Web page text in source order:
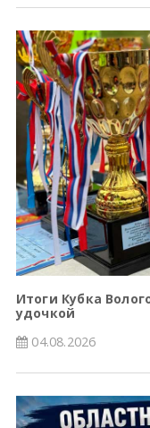
Итоги Кубка
удочкой
04.08.2026